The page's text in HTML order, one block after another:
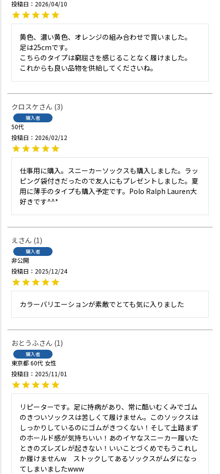
投稿日 2026/04/10
黄色、濃い黄色、オレンジの組み合わせで買いました。
足は25cmです。
こちらのタイプは窮屈さを感じることなく履けました。
これからも良い品物を供給してくださいね。
クロスケ 3
購入者
50代
投稿日
2026/02/12
仕事用に購入。スニーカーソックスも購入しました。ラッ
ピング袋付きだったので友人にもプレゼントしました。夏
用に薄手のタイプも購入予定です。Polo Ralph Lauren大
好きです^^*
え 1
購入者
非公開
投稿日
2025/12/24
カラーバリエーションが素敵でとても気に入りました
おとうふ 1
購入者
東京都 60代 女性
投稿日
2025/11/01
リピーターです。足に持病があり、常に酷いむくみでゴム
のきついソックスは苦しくて履けません。このソックスは
しっかりしているのにゴムがきつくない！そして土踏まず
のホールド感が気持ちいい！あのイヤなスニーカー履いた
ときのズレズレが起きない！いいことづくめでもうこれし
か履けませんw　ストックしてあるソックスがムダになっ
てしまいましたwww